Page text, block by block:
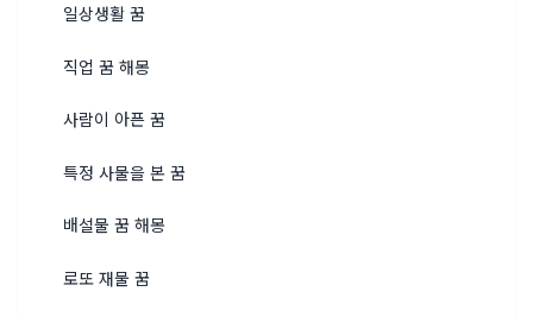
일상생활 꿈
직업 꿈 해몽
사람이 아픈 꿈
특정 사물을 본 꿈
배설물 꿈 해몽
로또 재물 꿈